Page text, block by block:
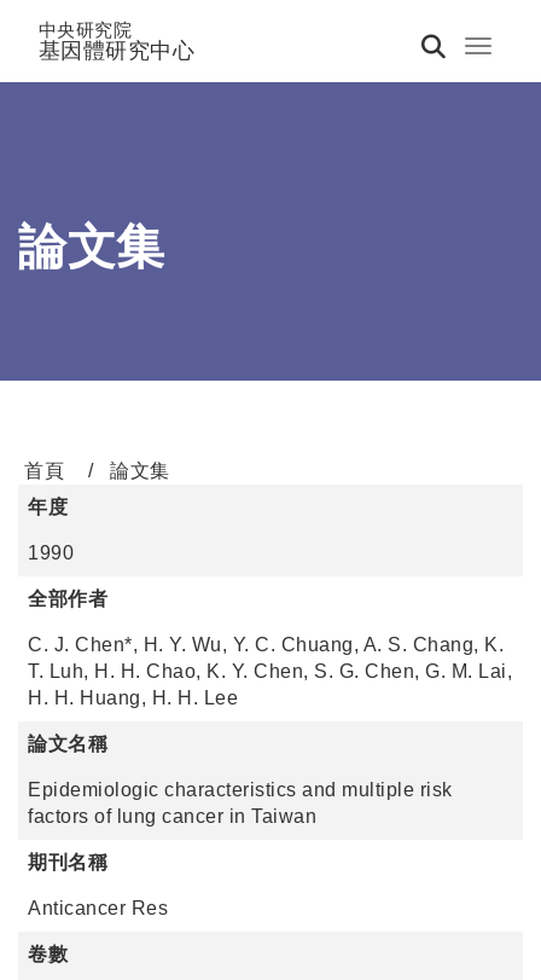
Toggle
中央研究院
基因體研究中心
論文集
首頁
論文集
年度
1990
全部作者
C. J. Chen*, H. Y. Wu, Y. C. Chuang, A. S. Chang, K.
T. Luh, H. H. Chao, K. Y. Chen, S. G. Chen, G. M. Lai,
H. H. Huang, H. H. Lee
論文名稱
Epidemiologic characteristics and multiple risk
factors of lung cancer in Taiwan
期刊名稱
Anticancer Res
卷數